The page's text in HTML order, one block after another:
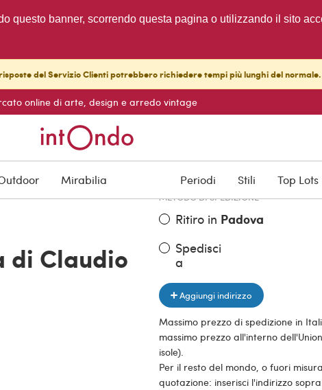
questo banner, scorrendo questa pagina o utilizzando il sito
del Servizio Clienti potrebbero richiedere tempi più lunghi del normale.
online di arte, design e arredo vintage
Mirabilia Periodi Stili Top Lots
di Claudio
€ 190,00
METODO DI SPEDIZIONE
Ritiro in Padova
Spedisci
a
Aggiungi indirizzo
Massimo prezzo di spedizione in
massimo prezzo all'interno
isole).
Per il resto del mondo, o fuori
quotazione: inserisci l'indirizzo